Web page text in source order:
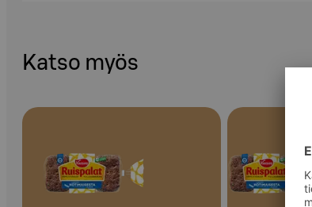
Katso myös